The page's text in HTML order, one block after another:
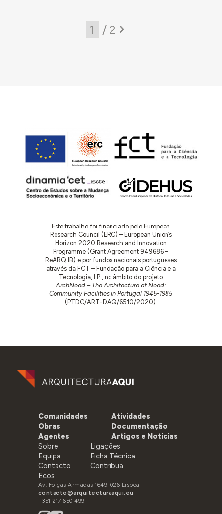
/ 2
Este trabalho foi financiado pelo European
Research Council (ERC) – European Union’s
Horizon 2020 Research and Innovation
Programme (Grant Agreement 949686 –
ReARQ.IB) e por fundos nacionais portugueses
através da FCT – Fundação para a Ciência e a
Tecnologia, I.P., no âmbito do projeto
ArchNeed – The Architecture of Need:
Community Facilities in Portugal 1945-1985
(PTDC/ART-DAQ/6510/2020).
Comunidades
Obras
Agentes
Atividades
Documentação
Artigos e Noticias
Sobre
Equipa
Contacto
Ecos
Ligações
Ficha Técnica
Contribua
Av. Forças Armadas 1649-026 Lisboa
contacto@arquitecturaaqui.eu
+351 217 650 499